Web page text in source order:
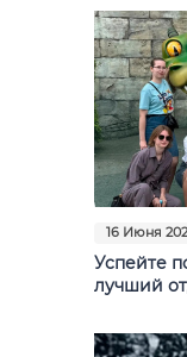
16 Июня
Успейте
лучший